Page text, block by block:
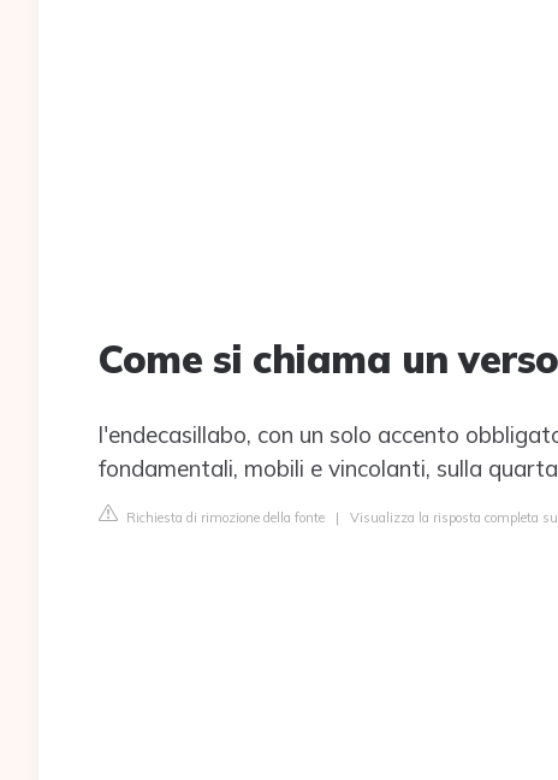
Come si chiama un
l'endecasillabo, con un solo accento
fondamentali, mobili e vincolanti, sulla
Richiesta di rimozione della fonte | Visualizza la risposta completa